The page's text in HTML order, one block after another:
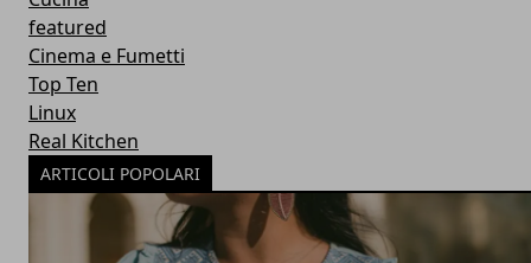
featured
Cinema e Fumetti
Top Ten
Linux
Real Kitchen
ARTICOLI POPOLARI